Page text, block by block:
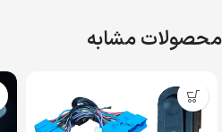
محصولات مشابه